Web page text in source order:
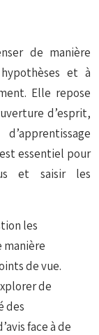
de manière
et à
Elle repose
d’esprit,
essentiel pour
et saisir les
les
manière
de vue.
de
des
face à de